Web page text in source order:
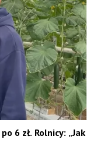
6 zł. Rolnicy: „Jak